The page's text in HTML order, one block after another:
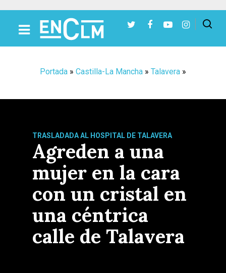
Portada » Castilla-La Mancha » Talavera »
TRASLADADA AL HOSPITAL DE TALAVERA
Agreden a una
mujer en la cara
con un cristal en
una céntrica
calle de Talavera